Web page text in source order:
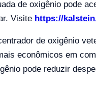
de oxigênio pode
Visite https://
de oxigênio
econômicos em
pode reduzir